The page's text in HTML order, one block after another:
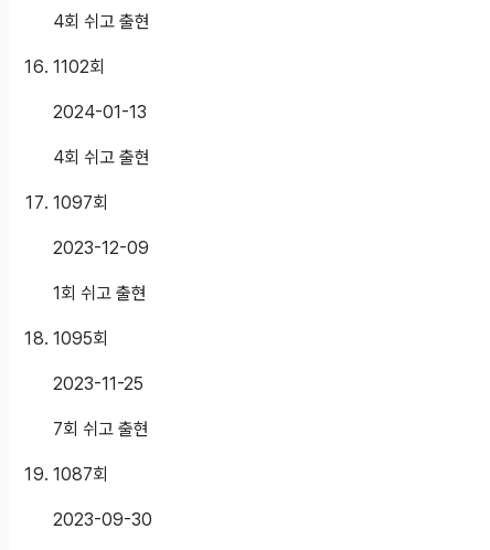
4회 쉬고 출현
1102회
2024-01-13
4회 쉬고 출현
1097회
2023-12-09
1회 쉬고 출현
1095회
2023-11-25
7회 쉬고 출현
1087회
2023-09-30